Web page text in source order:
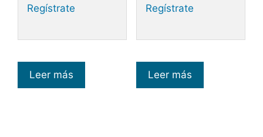
Regístrate
Leer más
Regístrate
Leer más